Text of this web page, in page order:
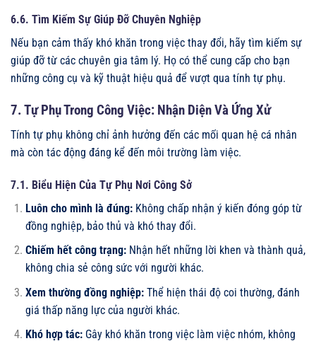
6.6. Tìm Kiếm Sự Giúp Đỡ Chuyên Nghiệp
Nếu bạn cảm thấy khó khăn trong việc thay đổi, hãy tìm kiếm sự
giúp đỡ từ các chuyên gia tâm lý. Họ có thể cung cấp cho bạn
những công cụ và kỹ thuật hiệu quả để vượt qua tính tự phụ.
7. Tự Phụ Trong Công Việc: Nhận Diện Và Ứng Xử
Tính tự phụ không chỉ ảnh hưởng đến các mối quan hệ cá nhân
mà còn tác động đáng kể đến môi trường làm việc.
7.1. Biểu Hiện Của Tự Phụ Nơi Công Sở
Luôn cho mình là đúng:Không chấp nhận ý kiến đóng góp từ
đồng nghiệp, bảo thủ và khó thay đổi.
Chiếm hết công trạng:Nhận hết những lời khen và thành quả,
không chia sẻ công sức với người khác.
Xem thường đồng nghiệp:Thể hiện thái độ coi thường, đánh
giá thấp năng lực của người khác.
Khó hợp tác:Gây khó khăn trong việc làm việc nhóm, không